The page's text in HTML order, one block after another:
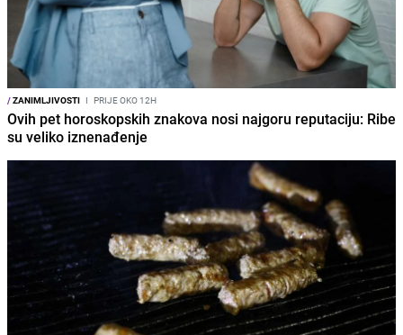
/ZANIMLJIVOSTI I PRIJE OKO 12H
Ovih pet horoskopskih znakova nosi najgoru reputaciju: Ribe
su veliko iznenađenje